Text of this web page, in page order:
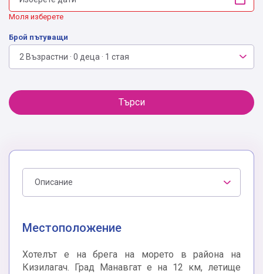
Моля изберете
Брой пътуващи
2 Възрастни · 0 деца · 1 стая
Търси
Описание
Местоположение
Хотелът е на брега на морето в района на
Кизилагач. Град Манавгат е на 12 км, летище